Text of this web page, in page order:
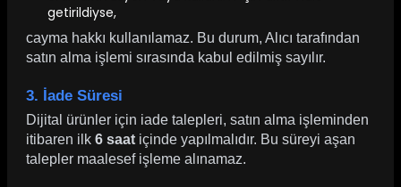
getirildiyse,
cayma hakkı kullanılamaz. Bu durum, Alıcı tarafından
satın alma işlemi sırasında kabul edilmiş sayılır.
3. İade Süresi
Dijital ürünler için iade talepleri, satın alma işleminden
itibaren ilk 6 saat içinde yapılmalıdır. Bu süreyi aşan
talepler maalesef işleme alınamaz.